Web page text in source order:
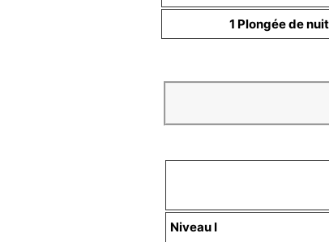
1 Plongée de nuit
Niveau I